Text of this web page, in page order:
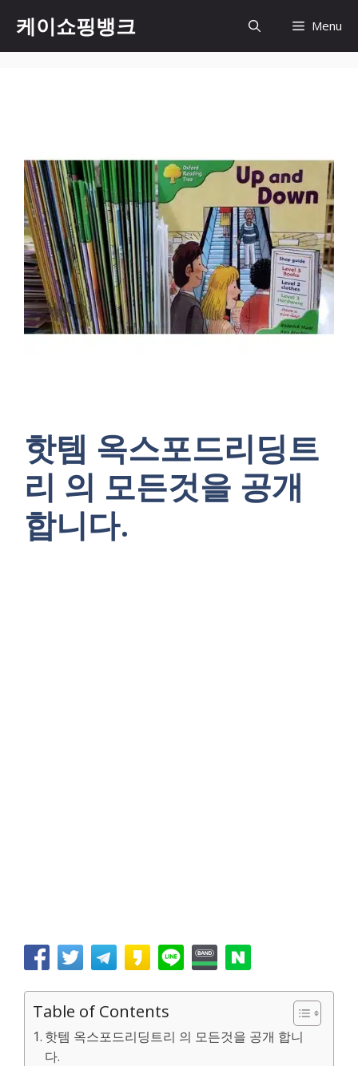
content
케이쇼핑뱅크 Menu
핫템 옥스포드리딩트
리 의 모든것을 공개
합니다.
Table of Contents
핫템 옥스포드리딩트리 의 모든것을 공개 합니
다.